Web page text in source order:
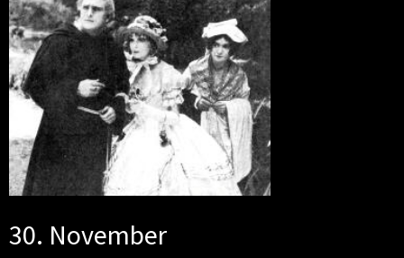
30. November